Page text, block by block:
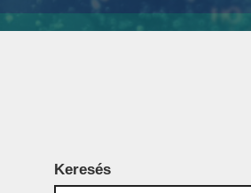
Keresés